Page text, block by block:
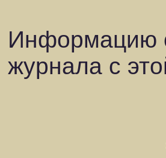
Информацию
журнала с